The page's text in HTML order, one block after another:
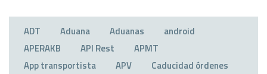
ADT Aduana Aduanas
android
APERAKB
API Rest
APMT
App transportista
APV
Caducidad órdenes